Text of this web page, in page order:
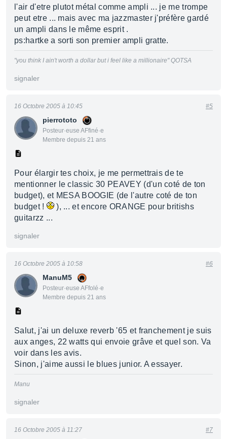
l'air d'etre plutot métal comme ampli ... je me trompe
peut etre ... mais avec ma jazzmaster j'préfère gardé
un ampli dans le même esprit .
ps:hartke a sorti son premier ampli gratte.
"you think I ain't worth a dollar but i feel like a millionaire" QOTSA
signaler
pierrototo
Posteur·euse AFfiné·e
Membre depuis 21 ans
16 Octobre 2005 à 10:45 #5
Pour élargir tes choix, je me permettrais de te
mentionner le classic 30 PEAVEY (d'un coté de ton
budget), et MESA BOOGIE (de l'autre coté de ton
budget !
), ... et encore ORANGE pour britishs
guitarzz ...
signaler
ManuM5
Posteur·euse AFfolé·e
Membre depuis 21 ans
16 Octobre 2005 à 10:58 #6
Salut, j'ai un deluxe reverb '65 et franchement je suis
aux anges, 22 watts qui envoie grâve et quel son. Va
voir dans les avis.
Sinon, j'aime aussi le blues junior. A essayer.
Manu
signaler
16 Octobre 2005 à 11:27 #7